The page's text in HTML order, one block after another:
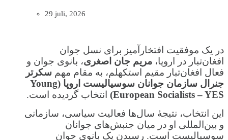
29 juli, 2026
در یک موفقیت افتخارآمیز برای نسل جوان
افغان‌تبار در اروپا، مریم جان اصغری، بانوی جوان و
فعال افغان‌تبار مقیم استکهلم، به مقام مهم سکرتر
جنرال سازمان جوانان سوسیالیست اروپا
(Young
European Socialists – YES)
انتخاب گردیده است.
این انتخاب، نتیجهٔ سال‌ها فعالیت سیاسی، سازمانی
و بین‌المللی او در میان جنبش‌های جوانان
سوسیالیست است. رسیدن یک بانوی جوان